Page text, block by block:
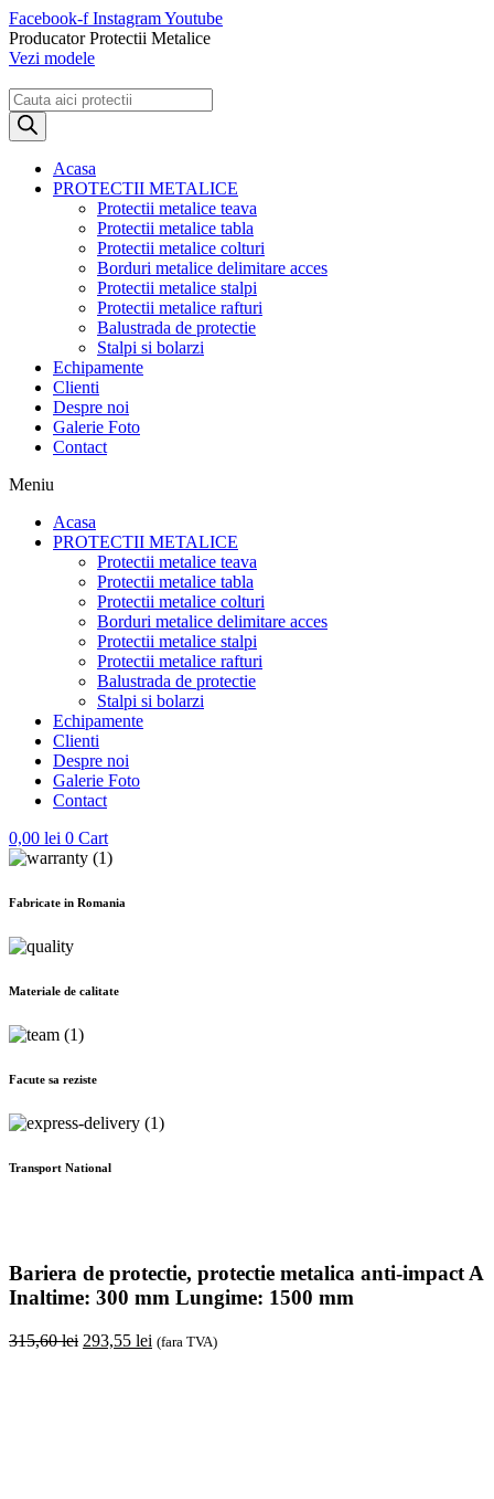
Sari
la
conținut
Facebook-f InstagramYoutube
Producator Protectii Metalice
Vezi modele
Products
search
Acasa
PROTECTII METALICE
Protectii metalice teava
Protectii metalice tabla
Protectii metalice colturi
Borduri metalice delimitare acces
Protectii metalice stalpi
Protectii metalice rafturi
Balustrada de protectie
Stalpi si bolarzi
Echipamente
Clienti
Despre noi
Galerie Foto
Contact
Meniu
Acasa
PROTECTII METALICE
Protectii metalice teava
Protectii metalice tabla
Protectii metalice colturi
Borduri metalice delimitare acces
Protectii metalice stalpi
Protectii metalice rafturi
Balustrada de protectie
Stalpi si bolarzi
Echipamente
Clienti
Despre noi
Galerie Foto
Contact
0,00 lei 0 Cart
Fabricate in Romania
Materiale de calitate
Facute sa reziste
Transport National
Bariera de protectie, protectie metalica anti-impact A
Inaltime: 300 mm Lungime: 1500 mm
315,60lei Original
293,55 lei Current
(fara TVA)